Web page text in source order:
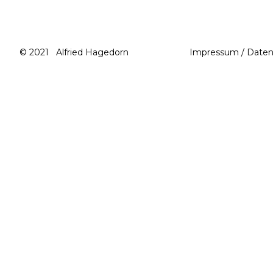
© 2021 Alfried Hagedorn Impressum /